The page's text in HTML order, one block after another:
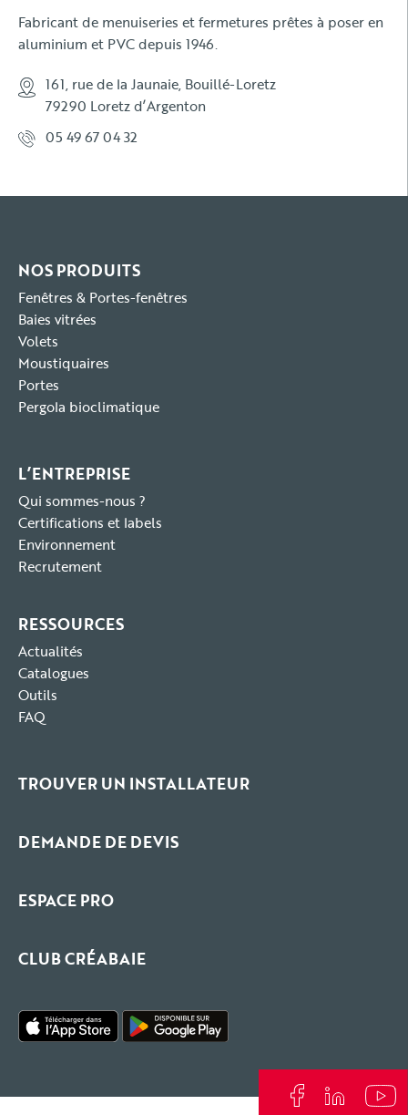
Fabricant de menuiseries et fermetures prêtes à poser en
aluminium et PVC depuis 1946.
161, rue de la Jaunaie, Bouillé-Loretz
79290 Loretz d’Argenton
05 49 67 04 32
NOS PRODUITS
Fenêtres & Portes-fenêtres
Baies vitrées
Volets
Moustiquaires
Portes
Pergola bioclimatique
L’ENTREPRISE
Qui sommes-nous ?
Certifications et labels
Environnement
Recrutement
RESSOURCES
Actualités
Catalogues
Outils
FAQ
TROUVER UN INSTALLATEUR
DEMANDE DE DEVIS
ESPACE PRO
CLUB CRÉABAIE